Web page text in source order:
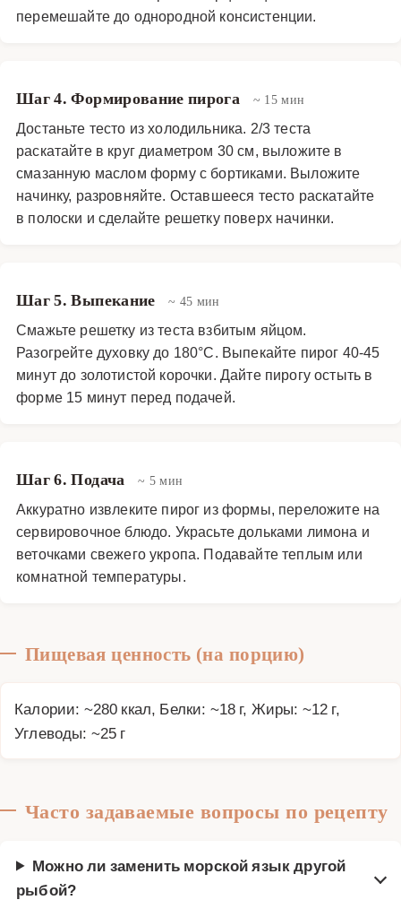
перемешайте до однородной консистенции.
Шаг 4. Формирование пирога ~ 15 мин
Достаньте тесто из холодильника. 2/3 теста
раскатайте в круг диаметром 30 см, выложите в
смазанную маслом форму с бортиками. Выложите
начинку, разровняйте. Оставшееся тесто раскатайте
в полоски и сделайте решетку поверх начинки.
Шаг 5. Выпекание ~ 45 мин
Смажьте решетку из теста взбитым яйцом.
Разогрейте духовку до 180°C. Выпекайте пирог 40-45
минут до золотистой корочки. Дайте пирогу остыть в
форме 15 минут перед подачей.
Шаг 6. Подача ~ 5 мин
Аккуратно извлеките пирог из формы, переложите на
сервировочное блюдо. Украсьте дольками лимона и
веточками свежего укропа. Подавайте теплым или
комнатной температуры.
Пищевая ценность (на порцию)
Калории: ~280 ккал, Белки: ~18 г, Жиры: ~12 г,
Углеводы: ~25 г
Часто задаваемые вопросы по рецепту
Можно ли заменить морской язык другой
рыбой?